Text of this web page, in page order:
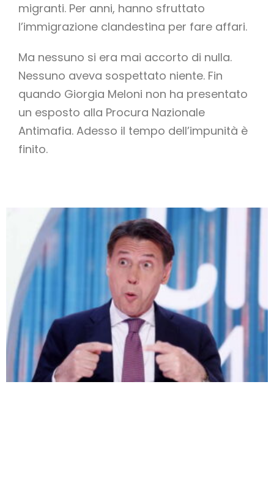
migranti. Per anni, hanno sfruttato
l’immigrazione clandestina per fare affari.
Ma nessuno si era mai accorto di nulla.
Nessuno aveva sospettato niente. Fin
quando Giorgia Meloni non ha presentato
un esposto alla Procura Nazionale
Antimafia. Adesso il tempo dell’impunità è
finito.